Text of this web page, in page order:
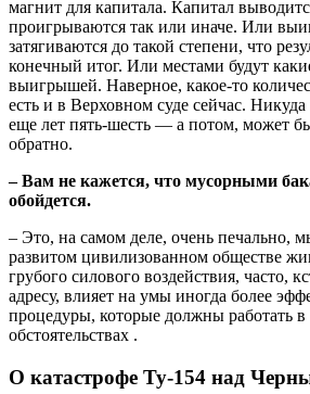
магнит для капитала. Капитал
проигрываются так или иначе. Или
затягиваются до такой степени, что
конечный итог. Или местами будут
выигрышей. Наверное, какое-то
есть и в Верховном суде сейчас.
еще лет пять-шесть — а потом, может
обратно.
– Вам не кажется, что мусорными
обойдется.
– Это, на самом деле, очень печально,
развитом цивилизованном обществе
грубого силового воздействия, часто,
адресу, влияет на умы иногда более
процедуры, которые должны работать
обстоятельствах .
О катастрофе Ту-154 над